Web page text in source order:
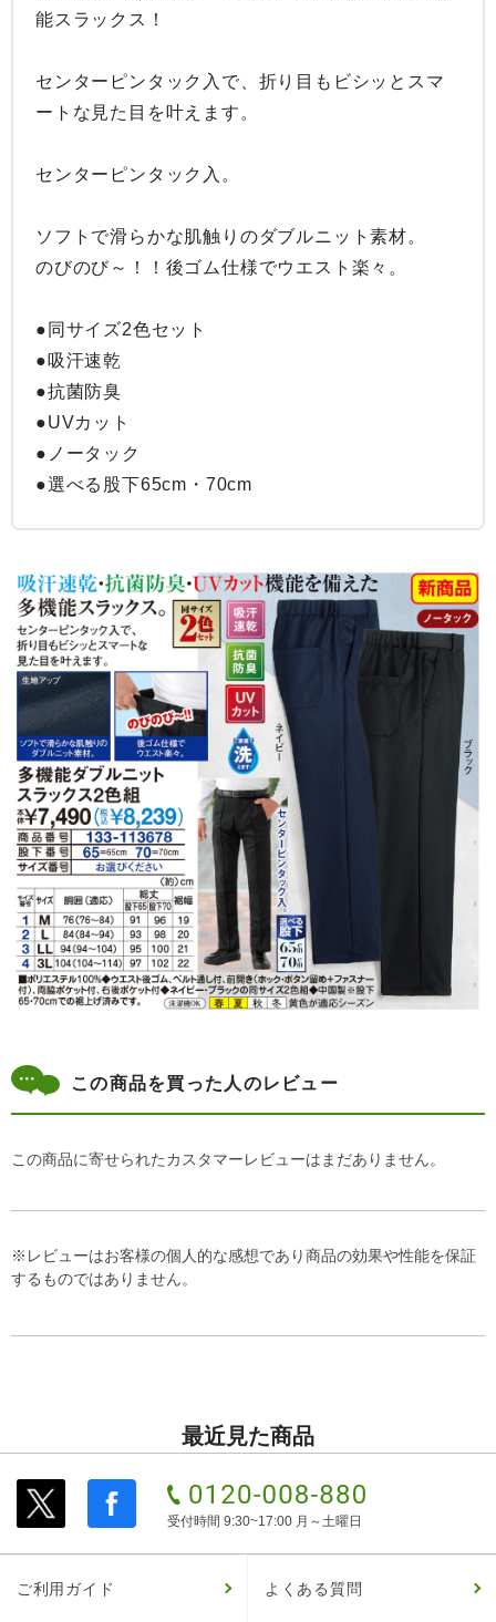
能スラックス！
センターピンタック入で、折り目もビシッとスマ
ートな見た目を叶えます。
センターピンタック入。
ソフトで滑らかな肌触りのダブルニット素材。
のびのび～！！後ゴム仕様でウエスト楽々。
●同サイズ2色セット
●吸汗速乾
●抗菌防臭
●UVカット
●ノータック
●選べる股下65cm・70cm
この商品を買った人のレビュー
この商品に寄せられたカスタマーレビューはまだありません。
※レビューはお客様の個人的な感想であり商品の効果や性能を保証
するものではありません。
最近見た商品
受付時間 9:30~17:00 月～土曜日
ご利用ガイド よくある質問